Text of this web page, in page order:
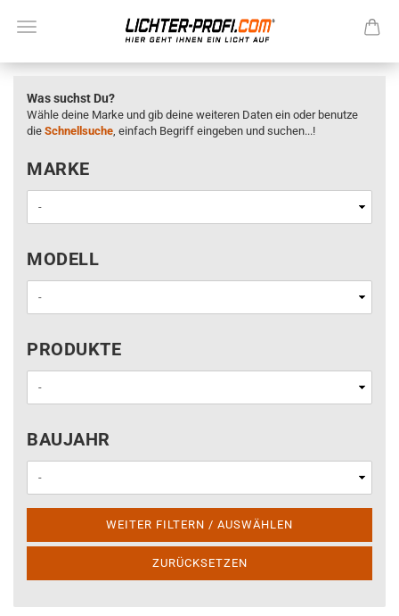
Was suchst Du?
Wähle deine Marke und gib deine weiteren Daten ein oder benutze
die Schnellsuche, einfach Begriff eingeben und suchen...!
MARKE
MARKE
MODELL
MODELL
PRODUKTE
PRODUKTE
BAUJAHR
BAUJAHR
WEITER FILTERN / AUSWÄHLEN
ZURÜCKSETZEN